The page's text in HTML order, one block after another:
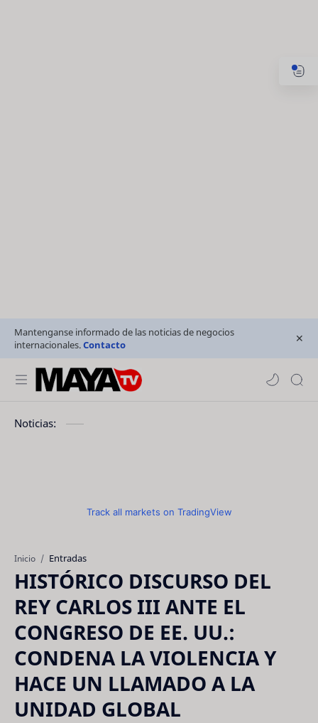
Mantenganse informado de las noticias de negocios
internacionales.Contacto
Noticias:
Track all markets on TradingView
Inicio Entradas
HISTÓRICO DISCURSO DEL
REY CARLOS III ANTE EL
CONGRESO DE EE. UU.:
CONDENA LA VIOLENCIA Y
HACE UN LLAMADO A LA
UNIDAD GLOBAL